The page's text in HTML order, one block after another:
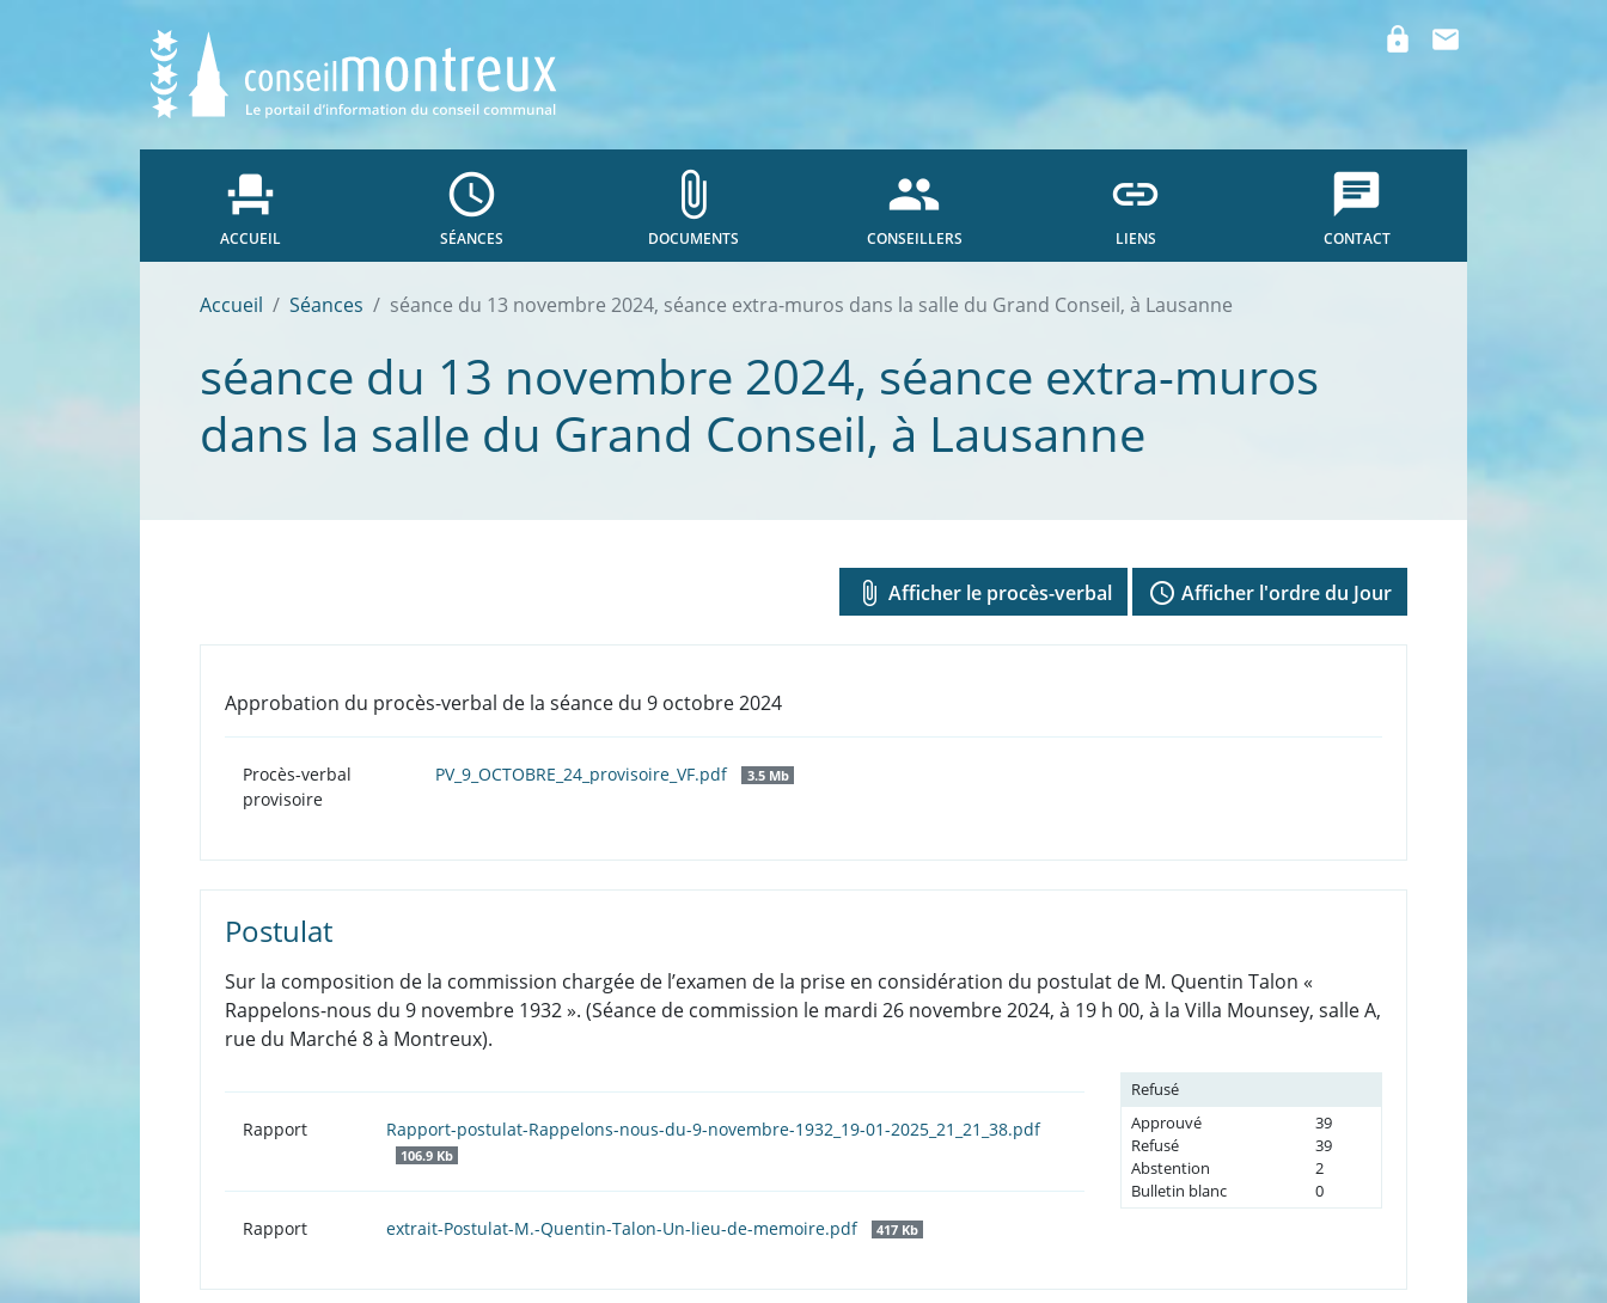
lock mail
event_seat
ACCUEIL
access_time
SÉANCES
attach_file
DOCUMENTS
people
CONSEILLERS
link
LIENS
chat
CONTACT
Accueil Séances séance du 13 novembre 2024, séance extra-muros dans la salle du Grand Conseil, à Lausanne
séance du 13 novembre 2024, séance extra-muros
dans la salle du Grand Conseil, à Lausanne
attach_file Afficher le procès-verbal access_time Afficher l'ordre du Jour
Approbation du procès-verbal de la séance du 9 octobre 2024
Procès-verbal
provisoire
PV_9_OCTOBRE_24_provisoire_VF.pdf 3.5 Mb
Postulat
Sur la composition de la commission chargée de l’examen de la prise en considération du postulat de M. Quentin Talon «
Rappelons-nous du 9 novembre 1932 ». (Séance de commission le mardi 26 novembre 2024, à 19 h 00, à la Villa Mounsey, salle A,
rue du Marché 8 à Montreux).
Rapport Rapport-postulat-Rappelons-nous-du-9-novembre-1932_19-01-2025_21_21_38.pdf
106.9 Kb
Rapport extrait-Postulat-M.-Quentin-Talon-Un-lieu-de-memoire.pdf 417 Kb
Refusé
Approuvé
39
Refusé
39
Abstention
2
Bulletin blanc
0